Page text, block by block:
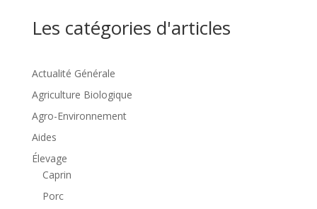
Les catégories d'articles
Actualité Générale
Agriculture Biologique
Agro-Environnement
Aides
Élevage
Caprin
Porc